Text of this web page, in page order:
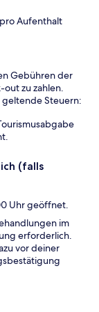
Aufenthalt
Gebühren der
zu zahlen.
Steuern:
(falls
Uhr geöffnet.
im
erforderlich.
vor deiner